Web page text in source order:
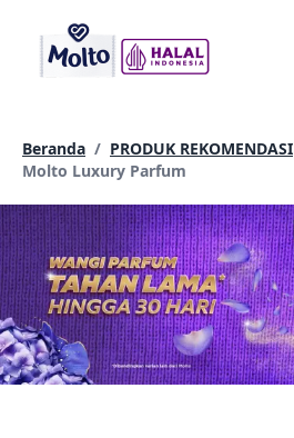
konten
Beranda / PRODUK REKOMENDASI
Current page:
Molto Luxury Parfum